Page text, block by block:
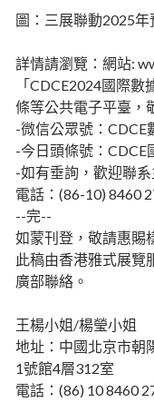
圖：三展聯動2025年
詳情請瀏覽：網站:
「CDCE2024國際
條等公共電子平臺，
-微信公眾號：CDCE
-今日頭條號：CDCE
-如有垂詢，歡迎聯
電話：(86-10) 8460
--完--
如蒙刊登，敬請惠賜
此稿由香港雅式展覽
廣部聯絡。
王楊小姐/楊瑩小姐
地址：中國北京市朝
1號館4層312室
電話：(86) 10 8460